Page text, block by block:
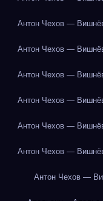
Антон Чехов —
Антон Чехов —
Антон Чехов —
Антон Чехов —
Антон Чехов —
Антон Чехов —
Антон Чехов —